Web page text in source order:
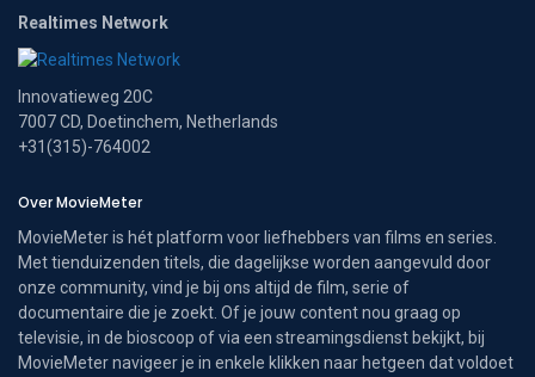
Realtimes Network
Innovatieweg 20C
7007 CD, Doetinchem, Netherlands
+31(315)-764002
Over MovieMeter
MovieMeter is hét platform voor liefhebbers van films en series.
Met tienduizenden titels, die dagelijkse worden aangevuld door
onze community, vind je bij ons altijd de film, serie of
documentaire die je zoekt. Of je jouw content nou graag op
televisie, in de bioscoop of via een streamingsdienst bekijkt, bij
MovieMeter navigeer je in enkele klikken naar hetgeen dat voldoet